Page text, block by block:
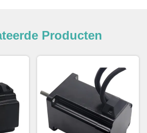
Producten